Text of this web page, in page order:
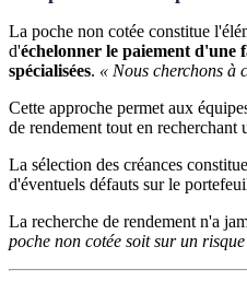
La poche non cotée constitue
d'échelonner le paiement d'une
spécialisées. « Nous cherchons à
Cette approche permet aux
de rendement tout en recherchant
La sélection des créances
d'éventuels défauts sur le
La recherche de rendement n'a
poche non cotée soit sur un